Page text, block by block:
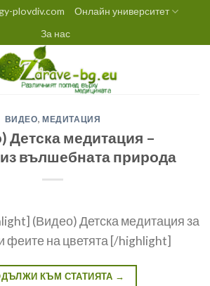
plovdiv.com
Онлайн университет
За нас
ВИДЕО, МЕДИТАЦИЯ
Детска медитация –
вълшебната природа
(Видео) Детска медитация за
феите на цветята [/highlight]
КЪМ СТАТИЯТА →